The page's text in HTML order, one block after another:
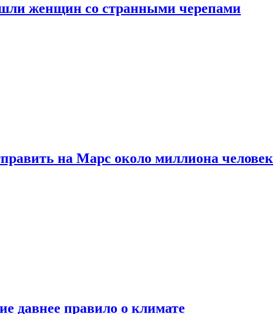
женщин со странными черепами
на Марс около миллиона человек
давнее правило о климате